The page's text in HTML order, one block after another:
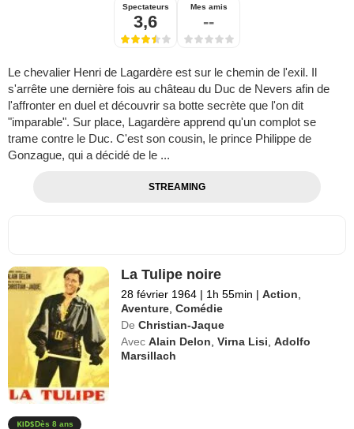
Spectateurs
3,6
Mes amis
--
Le chevalier Henri de Lagardère est sur le chemin de l'exil. Il
s'arrête une dernière fois au château du Duc de Nevers afin de
l'affronter en duel et découvrir sa botte secrète que l'on dit
"imparable". Sur place, Lagardère apprend qu'un complot se
trame contre le Duc. C'est son cousin, le prince Philippe de
Gonzague, qui a décidé de le ...
STREAMING
La Tulipe noire
28 février 1964 | 1h 55min | Action
Aventure ,Comédie
De Christian-Jaque
Avec Alain Delon ,Virna Lisi ,Adolfo
Marsillach
Dès 8 ans